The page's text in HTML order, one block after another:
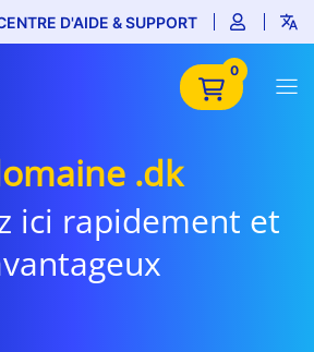
D'AIDE & SUPPORT
0
.dk
ici rapidement et